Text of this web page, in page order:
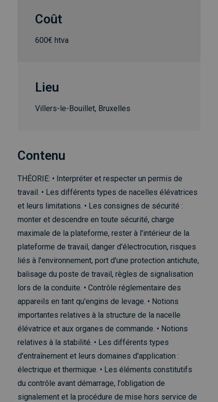
Coût
600€ htva
Lieu
Villers-le-Bouillet, Bruxelles
Contenu
THÉORIE: • Interpréter et respecter un permis de
travail. • Les différents types de nacelles élévatrices
et leurs limitations. • Les consignes de sécurité :
monter et descendre en toute sécurité, charge
maximale de la plateforme, rester à l'intérieur de la
plateforme de travail, danger d'électrocution, risques
liés à l'environnement, port d'une protection antichute,
balisage du poste de travail, règles de signalisation
lors de la conduite. • Contrôle réglementaire des
appareils en tant qu'engins de levage. • Notions
importantes relatives à la structure de la nacelle
élévatrice et aux organes de commande. • Notions
relatives à la stabilité. • Les différents types
d'entraînement et leurs domaines d'application :
électrique et thermique. • Les éléments constitutifs
du contrôle avant démarrage, l'obligation de
signalement et la procédure de mise hors service de